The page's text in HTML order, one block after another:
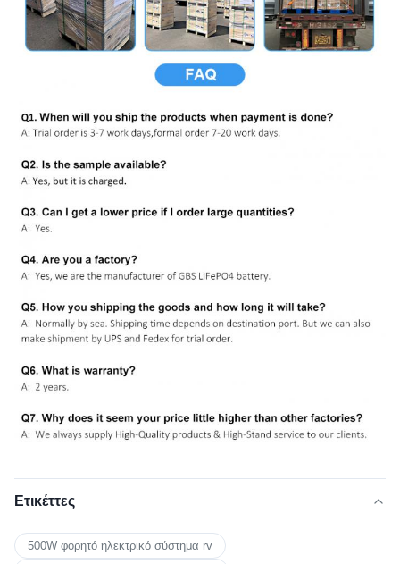
Ετικέττες
500W φορητό ηλεκτρικό σύστημα rv